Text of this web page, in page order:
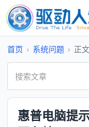
首页 › 系统问题 › 正文
惠普电脑提